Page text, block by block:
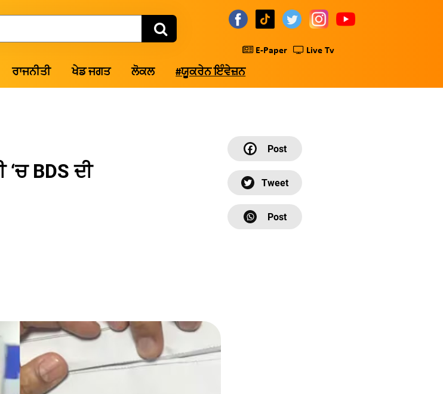
E-Paper Live Tv
ਰਾਜਨੀਤੀ ਖੇਡ ਜਗਤ ਲੋਕਲ #ਯੂਕਰੇਨ ਇੰਵੇਜ਼ਨ
BDS ਦੀ